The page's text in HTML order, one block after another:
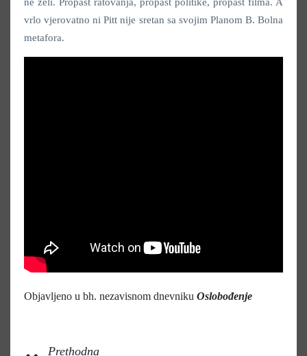
vrlo vjerovatno ni Pitt nije sretan sa svojim Planom B. Bolna
metafora.
Objavljeno u bh. nezavisnom dnevniku Oslobođenje
Prethodna